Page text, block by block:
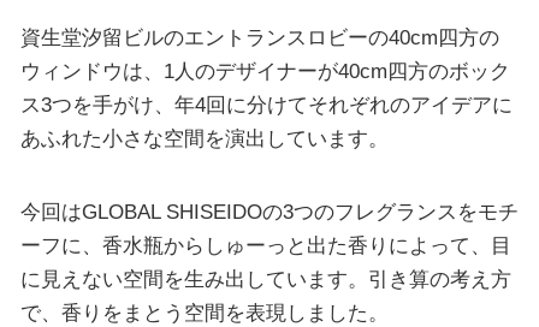
資生堂汐留ビルのエントランスロビーの40cm四方の
ウィンドウは、1人のデザイナーが40cm四方のボック
ス3つを手がけ、年4回に分けてそれぞれのアイデアに
あふれた小さな空間を演出しています。
今回はGLOBAL SHISEIDOの3つのフレグランスをモチ
ーフに、香水瓶からしゅーっと出た香りによって、目
に見えない空間を生み出しています。引き算の考え方
で、香りをまとう空間を表現しました。